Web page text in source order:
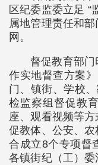
区纪委监委立足 “
属地管理责任和
网。
督促教育部
作实地督查方案
门、镇街、学校
检监察组督促教
座、观看视频等
促教体、公安、
合成立8个专项督
各镇街纪（工）